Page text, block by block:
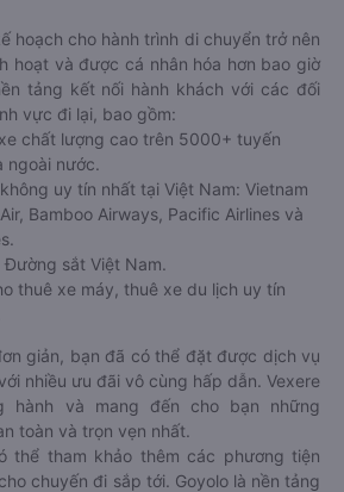
hoạch cho hành trình di chuyển trở nên
hoạt và được cá nhân hóa hơn bao giờ
tảng kết nối hành khách với các đối
vực đi lại, bao gồm:
chất lượng cao trên 5000+ tuyến
ngoài nước.
uy tín nhất tại Việt Nam: Vietnam
Bamboo Airways, Pacific Airlines và
sắt Việt Nam.
thuê xe máy, thuê xe du lịch uy tín
giản, bạn đã có thể đặt được dịch vụ
nhiều ưu đãi vô cùng hấp dẫn. Vexere
hành và mang đến cho bạn những
toàn và trọn vẹn nhất.
thể tham khảo thêm các phương tiện
cho chuyến đi sắp tới. Goyolo là nền tảng